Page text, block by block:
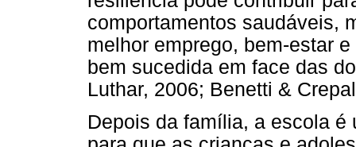
comportamentos saudáveis,
melhor emprego, bem-estar
bem sucedida em face das
Luthar, 2006; Benetti &
Depois da família, a escola